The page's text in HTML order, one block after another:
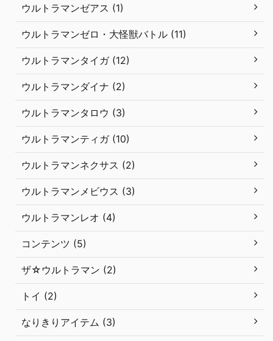
ウルトラマンゼアス (1)
ウルトラマンゼロ・大怪獣バトル (11)
ウルトラマンタイガ (12)
ウルトラマンダイナ (2)
ウルトラマンタロウ (3)
ウルトラマンティガ (10)
ウルトラマンネクサス (2)
ウルトラマンメビウス (3)
ウルトラマンレオ (4)
コンテンツ (5)
ザ☆ウルトラマン (2)
トイ (2)
なりきりアイテム (3)